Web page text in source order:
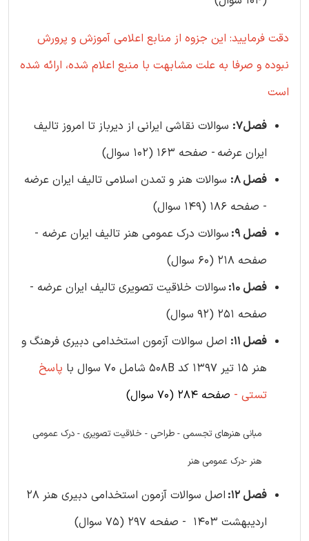
دقت فرمایید: این جزوه از منابع اعلامی آموزش و پرورش
نبوده و صرفا به علت مشابهت با منبع اعلام شده، ارائه شده
است
فصل7:
سوالات نقاشی ایرانی از دیرباز تا امروز تالیف
ایران عرضه - صفحه 163 (102 سوال)
فصل 8:
سوالات هنر و تمدن اسلامی تالیف ایران عرضه
- صفحه 186 (149 سوال)
فصل 9:
سوالات درک عمومی هنر تالیف ایران عرضه -
صفحه 218 (60 سوال)
فصل 10:
سوالات خلاقیت تصویری تالیف ایران عرضه -
صفحه 251 (92 سوال)
فصل 11:
اصل سوالات آزمون استخدامی دبیری فرهنگ و
هنر 15 تیر 1397 کد 508B شامل 70 سوال با
پاسخ
تستی - صفحه 284 (70 سوال)
مبانی هنرهای تجسمی - طراحی - خلاقیت تصویری - درک عمومی
هنر -درک عمومی هنر
فصل 12:
اصل سوالات آزمون استخدامی دبیری هنر 28
اردیبهشت 1403 - صفحه 297 (75 سوال)